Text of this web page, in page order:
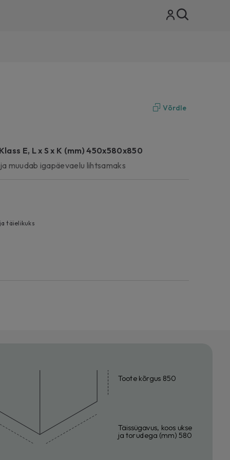
Võrdle
E, L x S x K (mm) 450x580x850
muudab igapäevaelu lihtsamaks
täielikuks
Toote kõrgus 850
Täissügavus, koos ukse
ja torudega (mm) 580